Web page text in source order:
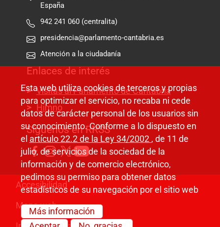
España
942 241 060 (centralita)
presidencia@parlamento-cantabria.es
Atención a la ciudadanía
Enlaces de interés
Visitas al Parlamento de Cantabria
Himno
Síguenos en RRSS
Pie de página
Accesibilidad
Mapa web
Esta web utiliza cookies de terceros y propias
para optimizar el servicio, no recaba ni cede
datos de carácter personal de los usuarios sin
su conocimiento. Conforme a lo dispuesto en
el artículo 22.2 de la Ley 34/2002 , de 11 de
julio, de servicios de la sociedad de la
información y de comercio electrónico,
pedimos su permiso para obtener datos
estadísticos de su navegación por el sitio web
Más información